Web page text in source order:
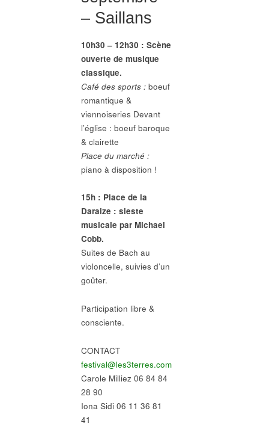
– Saillans
10h30 – 12h30 : Scène
ouverte de musique
classique.
Café des sports :boeuf
romantique &
viennoiseries Devant
l’église : boeuf baroque
& clairette
Place du marché :
piano à disposition !
15h : Place de la
Daraize : sieste
musicale par Michael
Cobb.
Suites de Bach au
violoncelle, suivies d’un
goûter.
Participation libre &
consciente.
CONTACT
festival@les3terres.com
Carole Milliez 06 84 84
28 90
Iona Sidi 06 11 36 81
41